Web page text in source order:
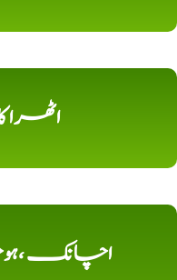
اٹھرا
اچانک